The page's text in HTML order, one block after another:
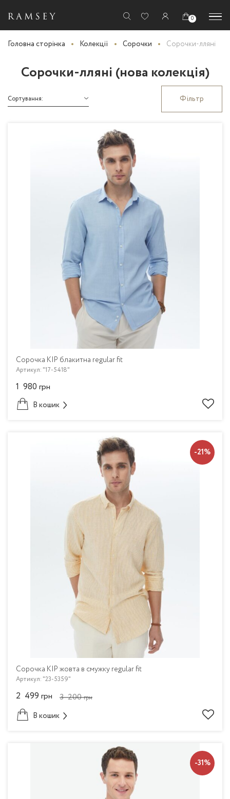
0
Головна сторінка Колекції Сорочки Сорочки-лляні
Сорочки-лляні (нова колекція)
Сортування: Фільтр
Сорочка KIP блакитна regular fit
Артикул: "17-5418"
1 980грн
В кошик
-21%
Сорочка KIP жовта в смужку regular fit
Артикул: "23-5359"
3 200грн
2 499грн
В кошик
-31%